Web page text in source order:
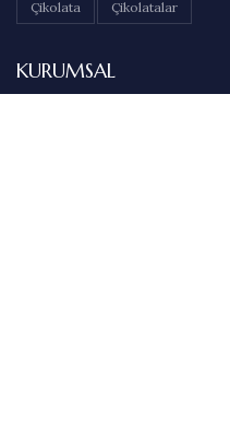
Çikolata Çikolatalar
KURUMSAL